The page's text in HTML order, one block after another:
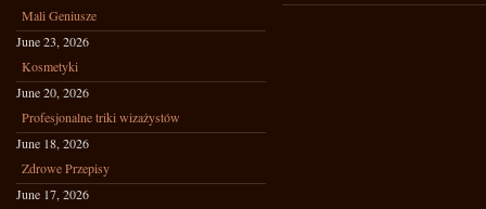
Mali Geniusze
June 23, 2026
Kosmetyki
June 20, 2026
Profesjonalne triki wizażystów
June 18, 2026
Zdrowe Przepisy
June 17, 2026